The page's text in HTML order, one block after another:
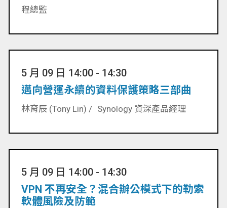
程總監
5 月 09 日 14:00 - 14:30
邁向營運永續的資料保護策略三部曲
林育辰 (Tony Lin) / Synology 資深產品經理
5 月 09 日 14:00 - 14:30
VPN 不再安全？混合辦公模式下的勒索
軟體風險及防範